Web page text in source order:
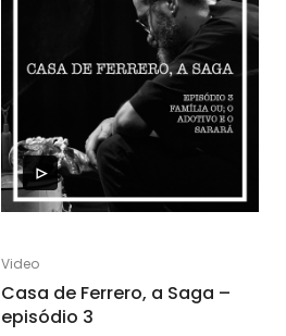
Video
Casa de Ferrero, a Saga –
episódio 3